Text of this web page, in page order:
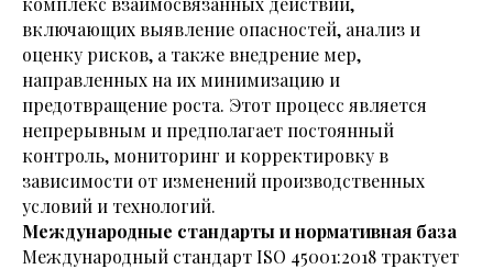
включающих выявление опасностей, анализ и
оценку рисков, а также внедрение мер,
направленных на их минимизацию и
предотвращение роста. Этот процесс является
непрерывным и предполагает постоянный
контроль, мониторинг и корректировку в
зависимости от изменений производственных
условий и технологий.
Международные стандарты и нормативная база
Международный стандарт ISO 45001:2018 трактует